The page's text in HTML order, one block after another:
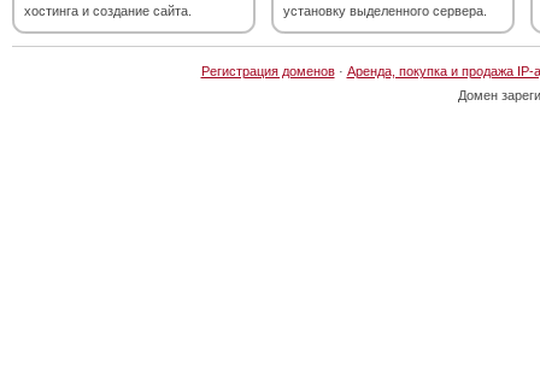
хостинга и создание сайта.
установку выделенного сервера.
Регистрация доменов· Аренда, покупка и продажа IP-
Домен